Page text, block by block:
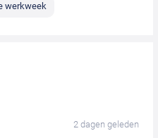
werkweek
2 dagen geleden